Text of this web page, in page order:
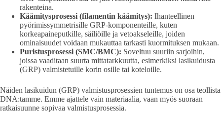
rakenteina.
Käämitysprosessi (filamentin käämitys): Ihanteellinen
pyörimissymmetrisille GRP-komponenteille, kuten
korkeapaineputkille, säiliöille ja vetoakseleille, joiden
ominaisuudet voidaan mukauttaa tarkasti kuormituksen mukaan.
Puristusprosessi (SMC/BMC): Soveltuu suuriin sarjoihin,
joissa vaaditaan suurta mittatarkkuutta, esimerkiksi lasikuidusta
(GRP) valmistetuille korin osille tai koteloille.
Näiden lasikuidun (GRP) valmistusprosessien tuntemus on osa teollista
DNA:tamme. Emme ajattele vain materiaalia, vaan myös suoraan
ratkaisuunne sopivaa valmistusprosessia.